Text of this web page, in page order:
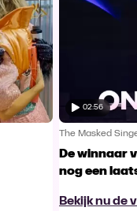
02:56
The Masked
De winnaar
nog een
Bekijk nu de